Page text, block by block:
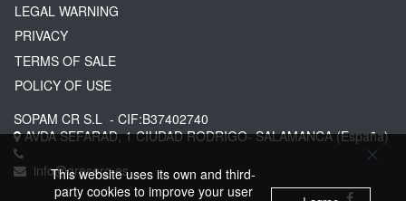
LEGAL WARNING
PRIVACY
TERMS OF SALE
POLICY OF USE
SOPAM CR S.L - CIF:B37402740
AVDA SEFARAD, 1CIUDAD RODRIGO-SALAMANCA(España)
info@greserg.es
This website uses its own and third-
party cookies to improve your user